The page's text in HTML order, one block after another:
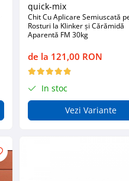
quick-mix
Chit Cu Aplicare Semiuscată
Rosturi la Klinker și Cărămidă
Aparentă FM 30kg
de la 121,00 RON
In stoc
Vezi Variante